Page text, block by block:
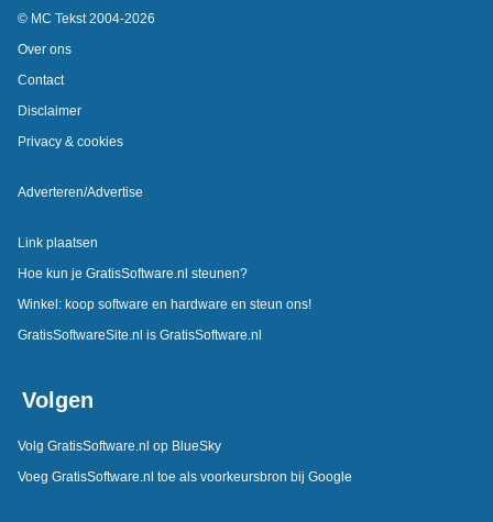
© MC Tekst 2004-2026
Over ons
Contact
Disclaimer
Privacy & cookies
Adverteren/Advertise
Link plaatsen
Hoe kun je GratisSoftware.nl steunen?
Winkel: koop software en hardware en steun ons!
GratisSoftwareSite.nl is GratisSoftware.nl
Volgen
Volg GratisSoftware.nl op BlueSky
Voeg GratisSoftware.nl toe als voorkeursbron bij Google